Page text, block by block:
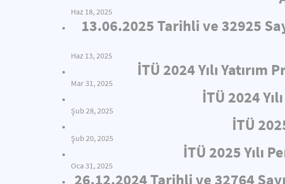
Haz 18, 2025
13.06.2025 Tarihli ve 32925
Haz 13, 2025
İTÜ 2024 Yılı
Mar 31, 2025
İTÜ 2024
Şub 28, 2025
İTÜ
Şub 20, 2025
İTÜ 2025 Yılı
Oca 31, 2025
26.12.2024 Tarihli ve 32764